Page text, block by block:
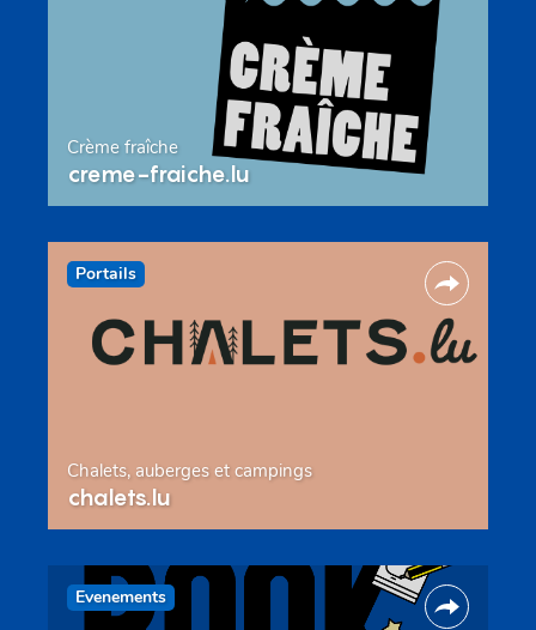
Crème fraîche
creme-fraiche.lu
Portails
Chalets, auberges et campings
chalets.lu
Evenements